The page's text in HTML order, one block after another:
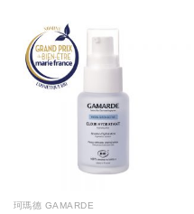
珂瑪德 GAMARDE